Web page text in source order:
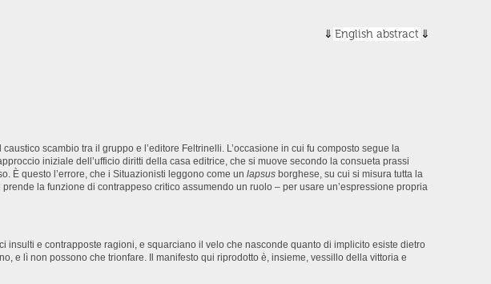
English abstract
scambio tra il gruppo e l’editore Feltrinelli. L’occasione in cui fu composto segue la
iniziale dell’ufficio diritti della casa editrice, che si muove secondo la consueta prassi
È questo l’errore, che i Situazionisti leggono come un lapsus borghese, su cui si misura tutta la
la funzione di contrappeso critico assumendo un ruolo – per usare un’espressione propria
e contrapposte ragioni, e squarciano il velo che nasconde quanto di implicito esiste dietro
e lì non possono che trionfare. Il manifesto qui riprodotto è, insieme, vessillo della vittoria e